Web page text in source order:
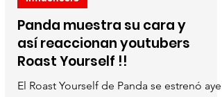
Influencers
Panda muestra su cara y
Roast Yourself !!